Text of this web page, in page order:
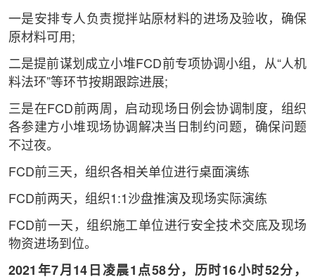
一是安排专人负责搅拌站原材料的进场及验收，确保
原材料可用;
二是提前谋划成立小堆FCD前专项协调小组，从“人机
料法环”等环节按期跟踪进展;
三是在FCD前两周，启动现场日例会协调制度，组织
各参建方小堆现场协调解决当日制约问题，确保问题
不过夜。
FCD前三天，组织各相关单位进行桌面演练
FCD前两天，组织1:1沙盘推演及现场实际演练
FCD前一天，组织施工单位进行安全技术交底及现场
物资进场到位。
2021年7月14日凌晨1点58分，历时16小时52分，